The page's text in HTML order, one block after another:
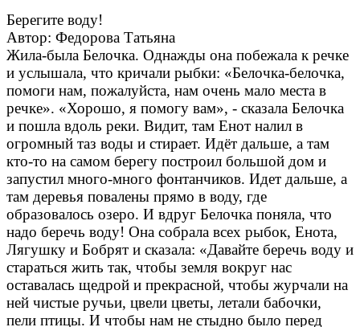
Берегите воду!
Автор: Федорова Татьяна
Жила-была Белочка. Однажды она побежала к речке
и услышала, что кричали рыбки: «Белочка-белочка,
помоги нам, пожалуйста, нам очень мало места в
речке». «Хорошо, я помогу вам», - сказала Белочка
и пошла вдоль реки. Видит, там Енот налил в
огромный таз воды и стирает. Идёт дальше, а там
кто-то на самом берегу построил большой дом и
запустил много-много фонтанчиков. Идет дальше, а
там деревья повалены прямо в воду, где
образовалось озеро. И вдруг Белочка поняла, что
надо беречь воду! Она собрала всех рыбок, Енота,
Лягушку и Бобрят и сказала: «Давайте беречь воду и
стараться жить так, чтобы земля вокруг нас
оставалась щедрой и прекрасной, чтобы журчали на
ней чистые ручьи, цвели цветы, летали бабочки,
пели птицы. И чтобы нам не стыдно было перед